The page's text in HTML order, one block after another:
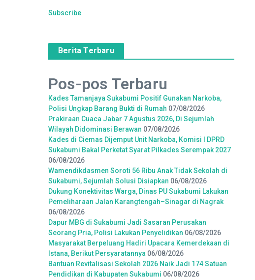
Subscribe
Berita Terbaru
Pos-pos Terbaru
Kades Tamanjaya Sukabumi Positif Gunakan Narkoba,
Polisi Ungkap Barang Bukti di Rumah 07/08/2026
Prakiraan Cuaca Jabar 7 Agustus 2026, Di Sejumlah
Wilayah Didominasi Berawan 07/08/2026
Kades di Ciemas Dijemput Unit Narkoba, Komisi I DPRD
Sukabumi Bakal Perketat Syarat Pilkades Serempak 2027
06/08/2026
Wamendikdasmen Soroti 56 Ribu Anak Tidak Sekolah di
Sukabumi, Sejumlah Solusi Disiapkan 06/08/2026
Dukung Konektivitas Warga, Dinas PU Sukabumi Lakukan
Pemeliharaan Jalan Karangtengah–Sinagar di Nagrak
06/08/2026
Dapur MBG di Sukabumi Jadi Sasaran Perusakan
Seorang Pria, Polisi Lakukan Penyelidikan 06/08/2026
Masyarakat Berpeluang Hadiri Upacara Kemerdekaan di
Istana, Berikut Persyaratannya 06/08/2026
Bantuan Revitalisasi Sekolah 2026 Naik Jadi 174 Satuan
Pendidikan di Kabupaten Sukabumi 06/08/2026